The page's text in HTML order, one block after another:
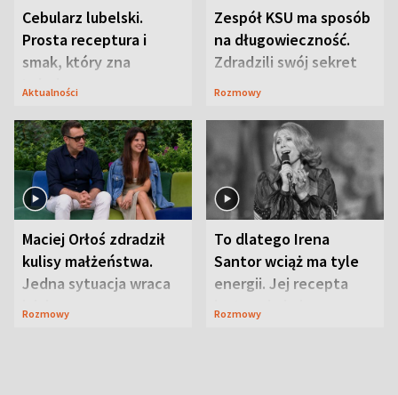
Cebularz lubelski.
Prosta receptura i
smak, który zna
Lubelszczyzna
Aktualności
Zespół KSU ma sposób
na długowieczność.
Zdradzili swój sekret
Rozmowy
Maciej Orłoś zdradził
kulisy małżeństwa.
Jedna sytuacja wraca
jak bumerang
Rozmowy
To dlatego Irena
Santor wciąż ma tyle
energii. Jej recepta
jest zaskakująco
Rozmowy